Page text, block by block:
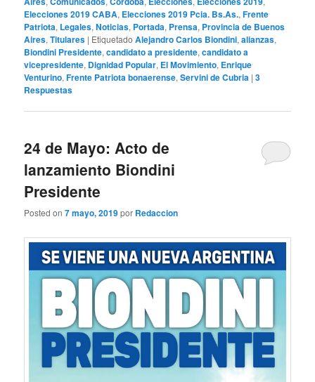
Elecciones 2019 CABA, Elecciones 2019 Pcia. Bs.As.,Frente
Patriota, Legales,Noticias, Portada, Prensa, Provincia de Buenos
Aires,Titulares | Etiquetado Alejandro Carlos Biondini,alianzas,
Biondini Presidente,candidato a presidente,candidato a
vicepresidente, Dignidad Popular, El Movimiento, Enrique
Venturino,Frente Patriota bonaerense,Servini de Cubria |3
Respuestas
24 de Mayo: Acto de
lanzamiento Biondini
Presidente
Posted on7 mayo, 2019por Redaccion